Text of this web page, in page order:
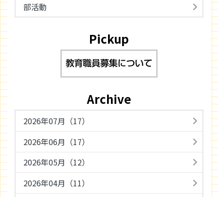
部活動
Pickup
Archive
2026年07月（17）
2026年06月（17）
2026年05月（12）
2026年04月（11）